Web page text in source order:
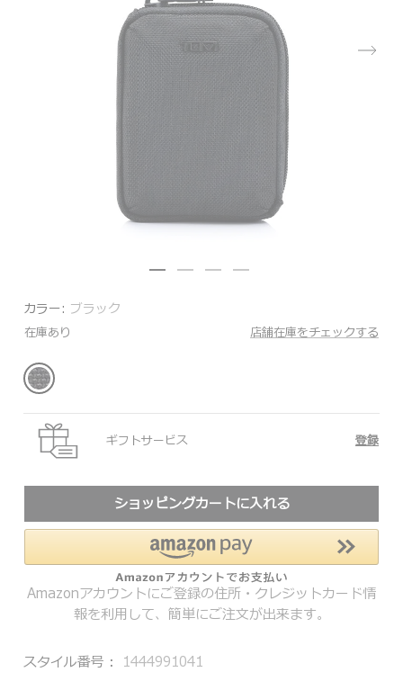
カラー: ブラック
在庫あり 店舗在庫をチェックする
ギフトサービス 登録
ショッピングカートに入れる
Amazonアカウントにご登録の住所・クレジットカード情
報を利用して、簡単にご注文が出来ます。
スタイル番号： 1444991041